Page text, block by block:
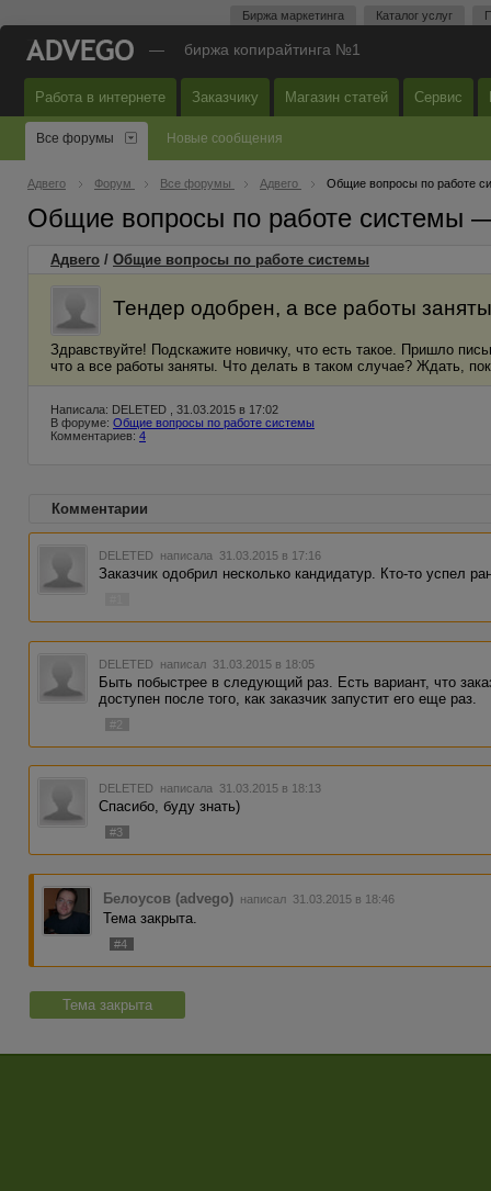
Биржа маркетинга Каталог услуг
— биржа копирайтинга №1
Работа в интернете Заказчику Магазин статей Сервис
Все форумы Новые сообщения
Адвего Форум Все форумы Адвего Общие вопросы по работе
Общие вопросы по работе системы
Адвего / Общие вопросы по работе системы
Тендер одобрен, а все работы
Здравствуйте! Подскажите новичку, что есть такое. Пришло
что а все работы заняты. Что делать в таком случае? Ждать,
Написала: DELETED , 31.03.2015 в 17:02
В форуме: Общие вопросы по работе системы
Комментариев: 4
Комментарии
DELETED написала 31.03.2015 в 17:16
Заказчик одобрил несколько кандидатур. Кто-то успел
DELETED написал 31.03.2015 в 18:05
Быть побыстрее в следующий раз. Есть вариант, что
доступен после того, как заказчик запустит его еще раз.
#2
DELETED написала 31.03.2015 в 18:13
Спасибо, буду знать)
#3
Белоусов (advego) написал 31.03.2015 в 18:46
Тема закрыта.
#4
Тема закрыта